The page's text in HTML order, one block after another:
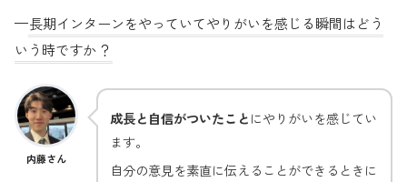
—長期インターンをやっていてやりがいを感じる瞬間はどう
いう時ですか ？
内藤さん
成長と自信がついたことにやりがいを感じてい
ます。
自分の意見を素直に伝えることができるときに